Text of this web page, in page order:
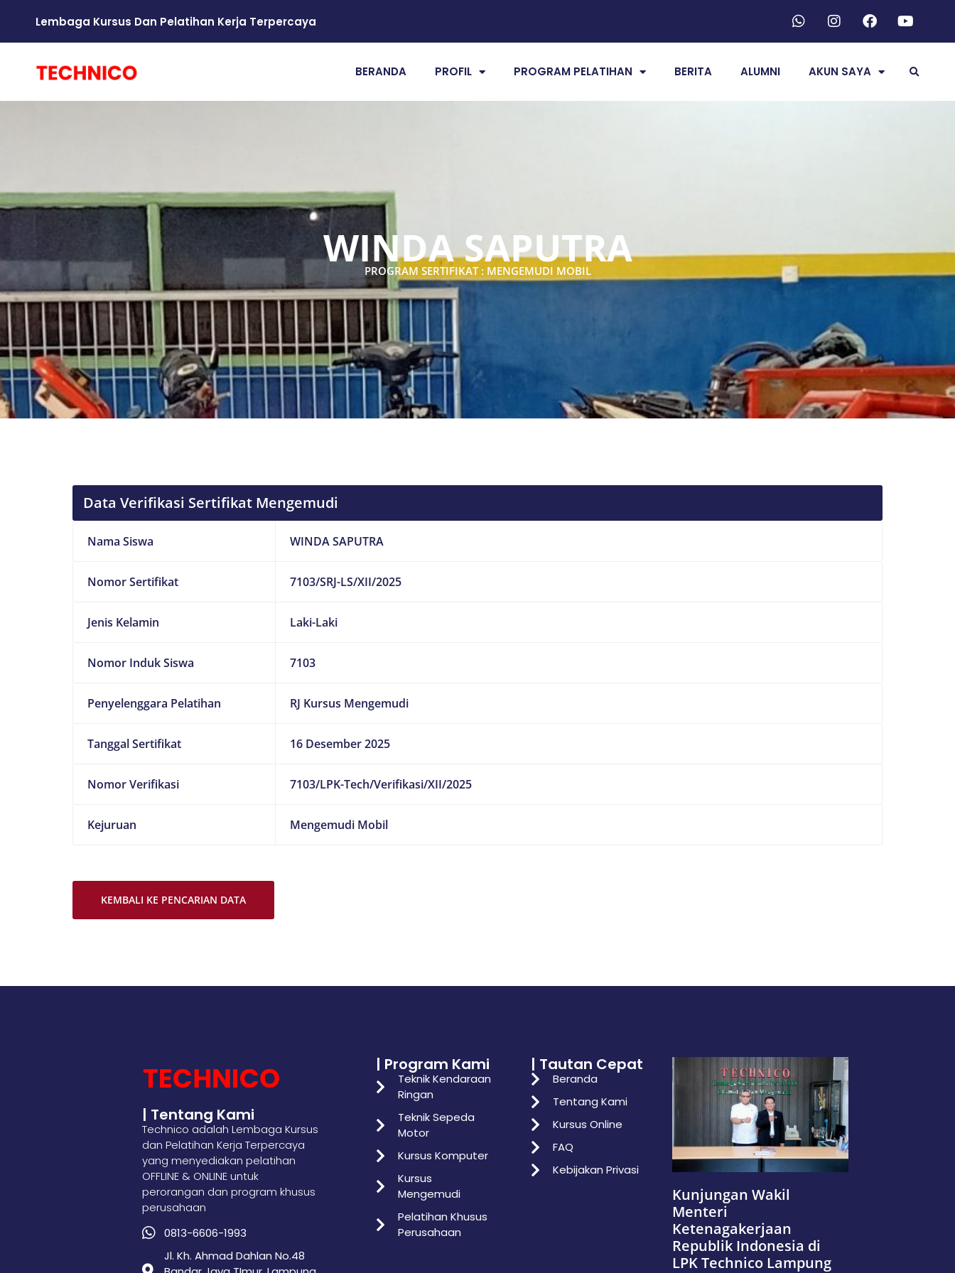
Lembaga Kursus Dan Pelatihan Kerja Terpercaya
BERANDA PROFIL PROGRAM PELATIHAN BERITA ALUMNI AKUN SAYA
WINDA SAPUTRA
PROGRAM SERTIFIKAT : MENGEMUDI MOBIL
Data Verifikasi Sertifikat Mengemudi
Nama Siswa WINDA SAPUTRA
Nomor Sertifikat 7103/SRJ-LS/XII/2025
Jenis Kelamin Laki-Laki
Nomor Induk Siswa 7103
Penyelenggara Pelatihan RJ Kursus Mengemudi
Tanggal Sertifikat 16 Desember 2025
Nomor Verifikasi 7103/LPK-Tech/Verifikasi/XII/2025
Kejuruan Mengemudi Mobil
KEMBALI KE PENCARIAN DATA
| Tentang Kami
Technico adalah Lembaga Kursus
dan Pelatihan Kerja Terpercaya
yang menyediakan pelatihan
OFFLINE & ONLINE untuk
perorangan dan program khusus
perusahaan
0813-6606-1993
Jl. Kh. Ahmad Dahlan No.48
| Program Kami
Teknik Kendaraan
Ringan
Teknik Sepeda
Motor
Kursus Komputer
Kursus
Mengemudi
Pelatihan Khusus
Perusahaan
| Tautan Cepat
Beranda
Tentang Kami
Kursus Online
FAQ
Kebijakan Privasi
Kunjungan Wakil
Menteri
Ketenagakerjaan
Republik Indonesia di
LPK Technico Lampung